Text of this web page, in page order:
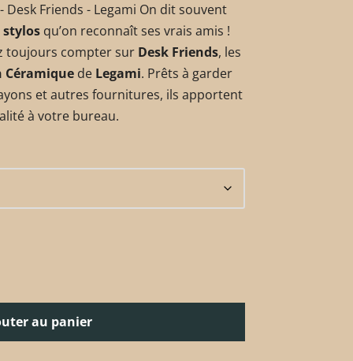
Desk Friends - Legami On dit souvent
qu’on reconnaît ses vrais amis !
toujours compter sur Desk Friends, les
Céramique de Legami. Prêts à garder
et autres fournitures, ils apportent
à votre bureau.
au panier